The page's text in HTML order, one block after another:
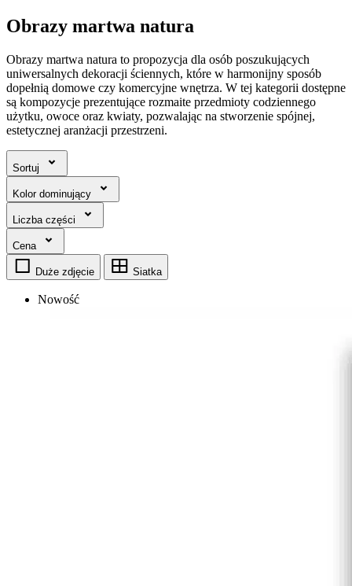
Obrazy martwa natura
Obrazy martwa natura to propozycja dla osób poszukujących
uniwersalnych dekoracji ściennych, które w harmonijny sposób
dopełnią domowe czy komercyjne wnętrza. W tej kategorii dostępne
są kompozycje prezentujące rozmaite przedmioty codziennego
użytku, owoce oraz kwiaty, pozwalając na stworzenie spójnej,
estetycznej aranżacji przestrzeni.
Sortuj
Kolor dominujący
Liczba części
Cena
Duże zdjęcie Siatka
Nowość